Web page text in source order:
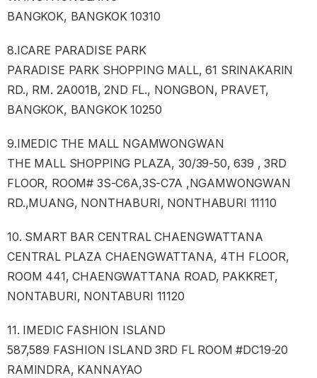
BANGKOK, BANGKOK 10310
8.ICARE PARADISE PARK
PARADISE PARK SHOPPING MALL, 61 SRINAKARIN
RD., RM. 2A001B, 2ND FL., NONGBON, PRAVET,
BANGKOK, BANGKOK 10250
9.IMEDIC THE MALL NGAMWONGWAN
THE MALL SHOPPING PLAZA, 30/39-50, 639 , 3RD
FLOOR, ROOM# 3S-C6A,3S-C7A ,NGAMWONGWAN
RD.,MUANG, NONTHABURI, NONTHABURI 11110
10. SMART BAR CENTRAL CHAENGWATTANA
CENTRAL PLAZA CHAENGWATTANA, 4TH FLOOR,
ROOM 441, CHAENGWATTANA ROAD, PAKKRET,
NONTABURI, NONTABURI 11120
11. IMEDIC FASHION ISLAND
587,589 FASHION ISLAND 3RD FL ROOM #DC19-20
RAMINDRA, KANNAYAO